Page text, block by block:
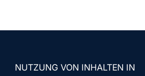
NUTZUNG VON INHALTEN IN